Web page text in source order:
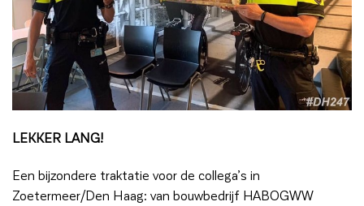
LEKKER LANG!
Een bijzondere traktatie voor de collega’s in
Zoetermeer/Den Haag: van bouwbedrijf HABOGWW